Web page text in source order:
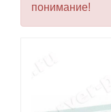
понимание!